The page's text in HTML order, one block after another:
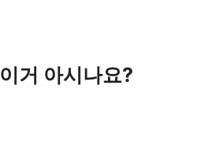
이거 아시나요?